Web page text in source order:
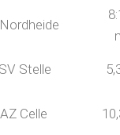
Stelle
Celle